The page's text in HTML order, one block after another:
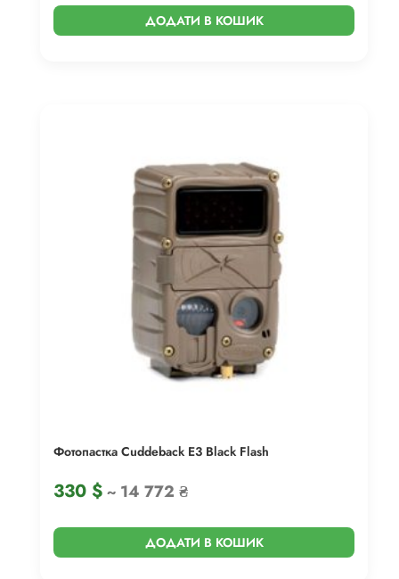
ДОДАТИ В КОШИК
Фотопастка Cuddeback E3 Black Flash
330 $~ 14 772 ₴
ДОДАТИ В КОШИК